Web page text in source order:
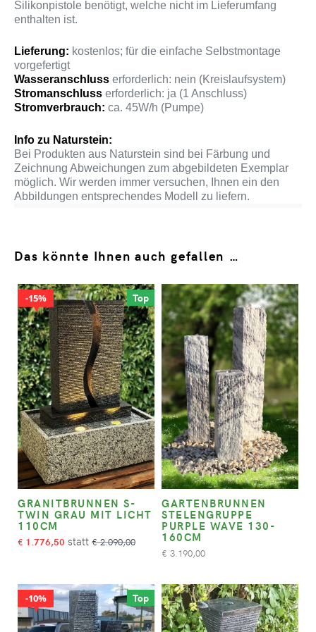
Silikonpistole benötigt, welche nicht im Lieferumfang
enthalten ist.
Lieferung: kostenlos; für die einfache Selbstmontage
vorgefertigt
Wasseranschluss erforderlich: nein (Kreislaufsystem)
Stromanschluss erforderlich: ja (1 Anschluss)
Stromverbrauch: ca. 45W/h (Pumpe)
Info zu Naturstein:
Bei Produkten aus Naturstein sind bei Färbung und
Zeichnung Abweichungen zum abgebildeten Exemplar
möglich. Wir werden immer versuchen, Ihnen ein den
Abbildungen entsprechendes Modell zu liefern.
Das könnte Ihnen auch gefallen …
Top
15%
GRANITBRUNNEN S-
TWIN GRAU MIT LICHT
110CM
€ 1.776,50 €2.090,00
GARTENBRUNNEN
STELENGRUPPE
PURPLE WAVE 130-
160CM
€ 3.190,00
Top
10%